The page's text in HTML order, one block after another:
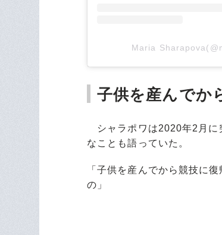
Maria
子供を産んでか
シャラポワは2020年2月に
なことも語っていた。
「子供を産んでから競技に
の」